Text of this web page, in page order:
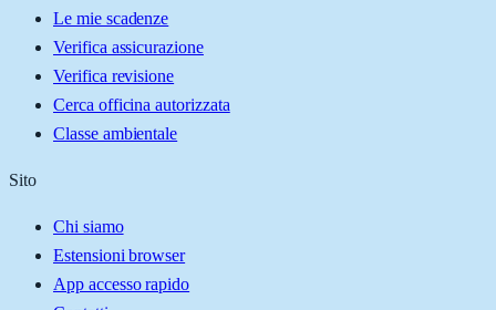
Le mie scadenze
Verifica assicurazione
Verifica revisione
Cerca officina autorizzata
Classe ambientale
Sito
Chi siamo
Estensioni browser
App accesso rapido